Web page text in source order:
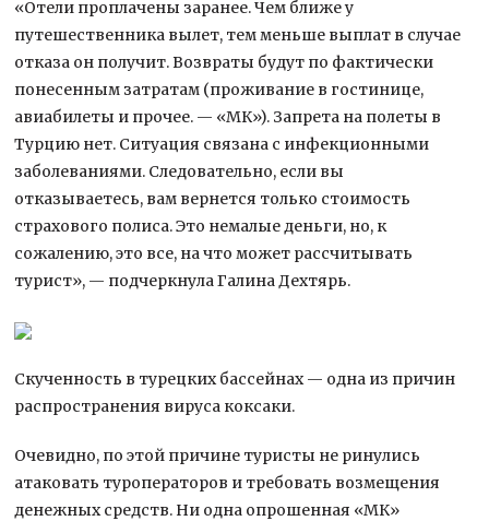
«Отели проплачены заранее. Чем ближе у
путешественника вылет, тем меньше выплат в случае
отказа он получит. Возвраты будут по фактически
понесенным затратам (проживание в гостинице,
авиабилеты и прочее. — «МК»). Запрета на полеты в
Турцию нет. Ситуация связана с инфекционными
заболеваниями. Следовательно, если вы
отказываетесь, вам вернется только стоимость
страхового полиса. Это немалые деньги, но, к
сожалению, это все, на что может рассчитывать
турист», — подчеркнула Галина Дехтярь.
Скученность в турецких бассейнах — одна из причин
распространения вируса коксаки.
Очевидно, по этой причине туристы не ринулись
атаковать туроператоров и требовать возмещения
денежных средств. Ни одна опрошенная «МК»